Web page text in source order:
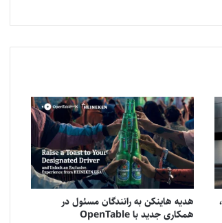
هدیه هاینکن به رانندگان مسئول در
همکاری جدید با OpenTable